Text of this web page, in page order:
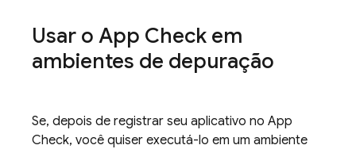
Usar o App Check em
ambientes de depuração
Se, depois de registrar seu aplicativo no App
Check, você quiser executá-lo em um ambiente